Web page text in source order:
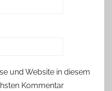
und Website in diesem
Kommentar